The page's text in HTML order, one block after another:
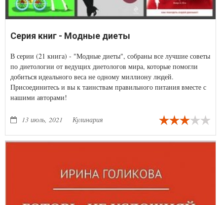
Серия книг - Модные диеты
В серии (21 книга) - "Модные диеты", собраны все лучшие советы
по диетологии от ведущих диетологов мира, которые помогли
добиться идеального веса не одному миллиону людей.
Присоединитесь и вы к таинствам правильного питания вместе с
нашими авторами!
13 июль, 2021 Кулинария